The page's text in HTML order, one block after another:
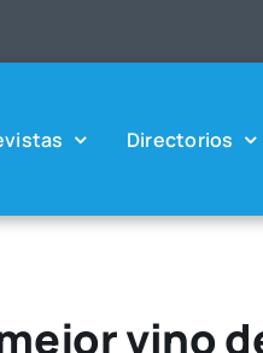
Direc­to­rios
vino